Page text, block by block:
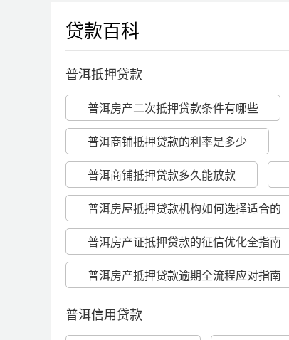
贷款百科
普洱抵押贷款
普洱房产二次抵押贷款条件有哪些
普洱商铺抵押贷款的利率是多少
普洱商铺抵押贷款多久能放款
普洱房屋抵押贷款机构如何选择适合的
普洱房产证抵押贷款的征信优化全指南
普洱房产抵押贷款逾期全流程应对指南
普洱信用贷款